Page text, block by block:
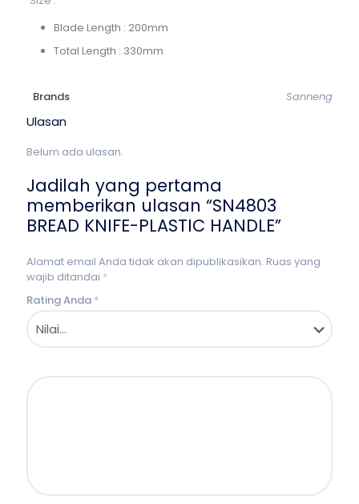
Blade Length : 200mm
Total Length : 330mm
Brands Sanneng
Ulasan
Belum ada ulasan.
Jadilah yang pertama
memberikan ulasan “SN4803
BREAD KNIFE-PLASTIC HANDLE”
Alamat email Anda tidak akan dipublikasikan. Ruas yang
wajib ditandai *
Rating Anda *